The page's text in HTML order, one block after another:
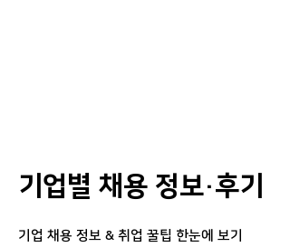
기업별 채용 정보·후기
기업 채용 정보 & 취업 꿀팁 한눈에 보기